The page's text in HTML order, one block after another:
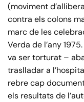
(moviment
contra els colons
marc de les
Verda de l’any
va ser torturat –
traslladar a
rebre cap
els resultats de